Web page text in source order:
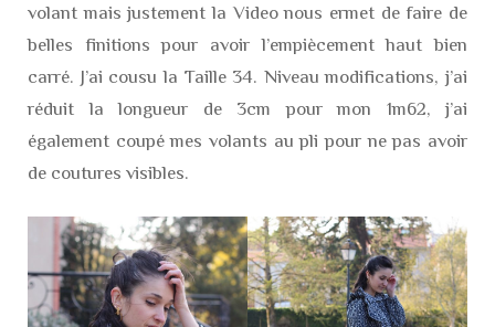
volant mais justement la Video nous ermet de faire de
belles finitions pour avoir l’empiècement haut bien
carré. J’ai cousu la Taille 34. Niveau modifications, j’ai
réduit la longueur de 3cm pour mon 1m62, j’ai
également coupé mes volants au pli pour ne pas avoir
de coutures visibles.